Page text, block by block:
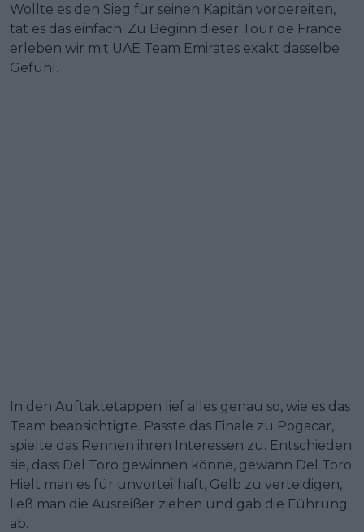
Wollte es den Sieg für seinen Kapitän vorbereiten,
tat es das einfach. Zu Beginn dieser Tour de France
erleben wir mit UAE Team Emirates exakt dasselbe
Gefühl.
In den Auftaktetappen lief alles genau so, wie es das
Team beabsichtigte. Passte das Finale zu Pogacar,
spielte das Rennen ihren Interessen zu. Entschieden
sie, dass Del Toro gewinnen könne, gewann Del Toro.
Hielt man es für unvorteilhaft, Gelb zu verteidigen,
ließ man die Ausreißer ziehen und gab die Führung
ab.